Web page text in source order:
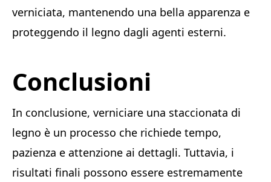
verniciata, mantenendo una bella apparenza e
proteggendo il legno dagli agenti esterni.
Conclusioni
In conclusione, verniciare una staccionata di
legno è un processo che richiede tempo,
pazienza e attenzione ai dettagli. Tuttavia, i
risultati finali possono essere estremamente